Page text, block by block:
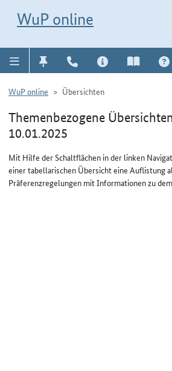
WuP online
WuP online Übersichten
Themenbezogene
10.01.2025
Mit Hilfe der Schaltflächen in der linken
einer tabellarischen Übersicht eine Auflistung
Präferenzregelungen mit Informationen zu